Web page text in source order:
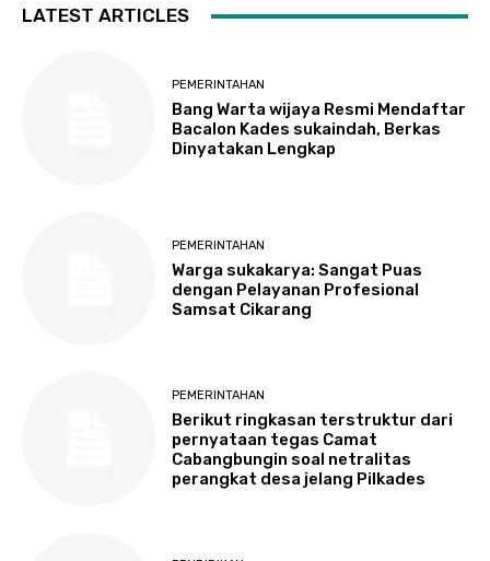
LATEST ARTICLES
PEMERINTAHAN
Bang Warta wijaya Resmi Mendaftar
Bacalon Kades sukaindah, Berkas
Dinyatakan Lengkap
PEMERINTAHAN
Warga sukakarya: Sangat Puas
dengan Pelayanan Profesional
Samsat Cikarang
PEMERINTAHAN
Berikut ringkasan terstruktur dari
pernyataan tegas Camat
Cabangbungin soal netralitas
perangkat desa jelang Pilkades